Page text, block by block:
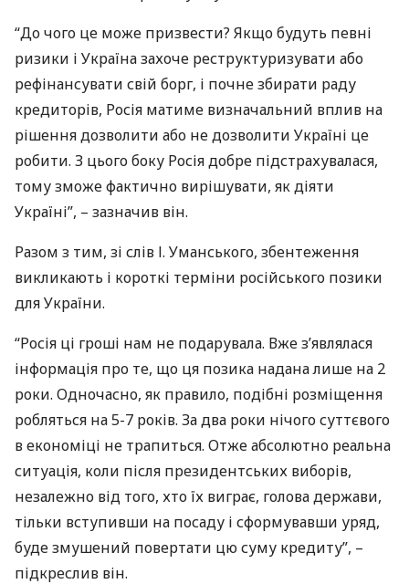
“До чого це може призвести? Якщо будуть певні
ризики і Україна захоче реструктуризувати або
рефінансувати свій борг, і почне збирати раду
кредиторів, Росія матиме визначальний вплив на
рішення дозволити або не дозволити Україні це
робити. З цього боку Росія добре підстрахувалася,
тому зможе фактично вирішувати, як діяти
Україні”, – зазначив він.
Разом з тим, зі слів І. Уманського, збентеження
викликають і короткі терміни російського позики
для України.
“Росія ці гроші нам не подарувала. Вже з’являлася
інформація про те, що ця позика надана лише на 2
роки. Одночасно, як правило, подібні розміщення
робляться на 5-7 років. За два роки нічого суттєвого
в економіці не трапиться. Отже абсолютно реальна
ситуація, коли після президентських виборів,
незалежно від того, хто їх виграє, голова держави,
тільки вступивши на посаду і сформувавши уряд,
буде змушений повертати цю суму кредиту”, –
підкреслив він.